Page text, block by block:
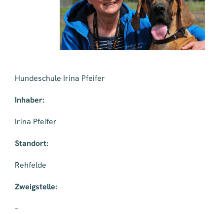
Hundeschule Irina Pfeifer
Inhaber:
Irina Pfeifer
Standort:
Rehfelde
Zweigstelle:
–